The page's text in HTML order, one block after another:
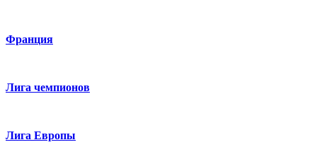
Франция
Лига чемпионов
Лига Европы